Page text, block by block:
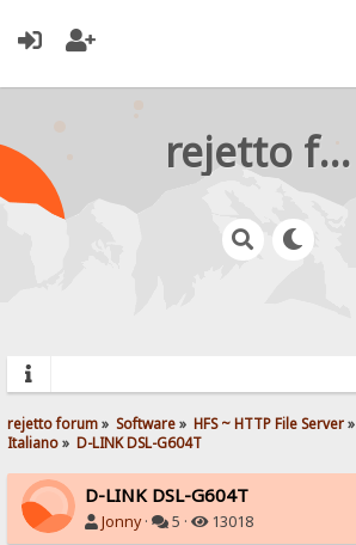
rejetto forum
rejetto forum» Software» HFS ~ HTTP File Server»
Italiano» D-LINK DSL-G604T
D-LINK DSL-G604T
Jonny· 5 · 13018